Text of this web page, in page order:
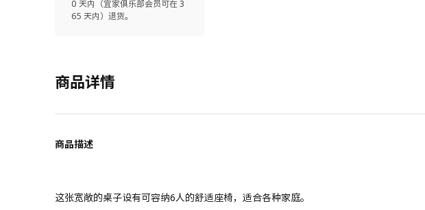
0 天内（宜家俱乐部会员可在 3
65 天内）退货。
商品详情
商品描述
这张宽敞的桌子设有可容纳6人的舒适座椅，适合各种家庭。